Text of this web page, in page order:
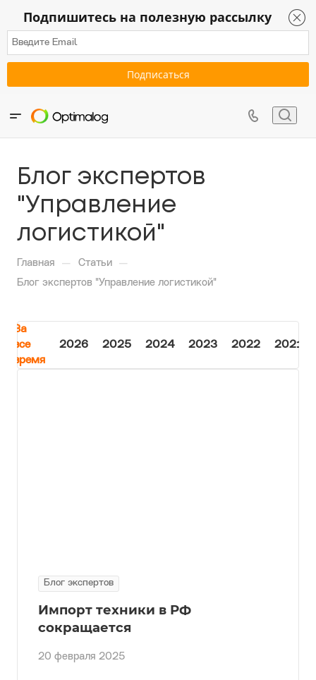
Подпишитесь на полезную рассылку
Блог экспертов
"Управление
логистикой"
Главная — Статьи —
Блог экспертов "Управление логистикой"
За
все
время
2026 2025 2024 2023 2022 2021
Блог экспертов
20 февраля 2025
Импорт техники в РФ
сокращается